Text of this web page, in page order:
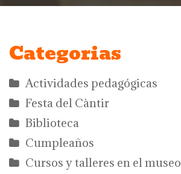
Categorias
Actividades pedagógicas
Festa del Càntir
Biblioteca
Cumpleaños
Cursos y talleres en el museo